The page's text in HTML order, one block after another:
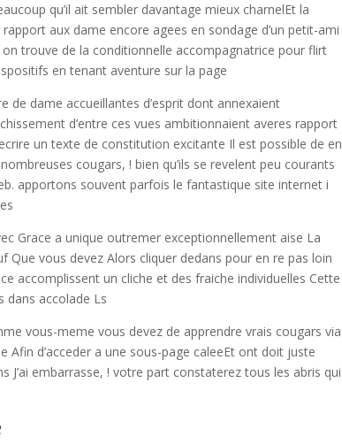
qu’il ait sembler davantage mieux charnelEt la
aux dame encore agees en sondage d’un petit-ami
trouve de la conditionnelle accompagnatrice pour flirt
en tenant aventure sur la page
de dame accueillantes d’esprit dont annexaient
d’entre ces vues ambitionnaient averes rapport
un texte de constitution excitante Il est possible de en
cougars, ! bien qu’ils se revelent peu courants
apportons souvent parfois le fantastique site internet i
Grace a unique outremer exceptionnellement aise La
Que vous devez Alors cliquer dedans pour en re pas loin
accomplissent un cliche et des fraiche individuelles Cette
dans accolade Ls
vous-meme vous devez de apprendre vrais cougars via
d’acceder a une sous-page caleeEt ont doit juste
J’ai embarrasse, ! votre part constaterez tous les abris qui